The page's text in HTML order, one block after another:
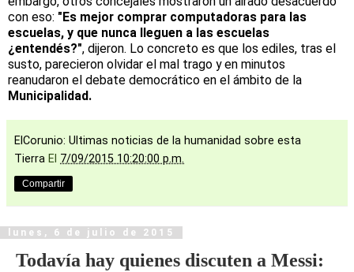
con eso: "Es mejor comprar computadoras para las
escuelas, y que nunca lleguen a las escuelas
¿entendés?", dijeron. Lo concreto es que los ediles, tras el
susto, parecieron olvidar el mal trago y en minutos
reanudaron el debate democrático en el ámbito de la
Municipalidad.
ElCorunio: Ultimas noticias de la humanidad sobre esta
Tierra El 7/09/2015 10:20:00 p.m.
Compartir
lunes, 6 de julio de 2015
Todavía hay quienes discuten a Messi: